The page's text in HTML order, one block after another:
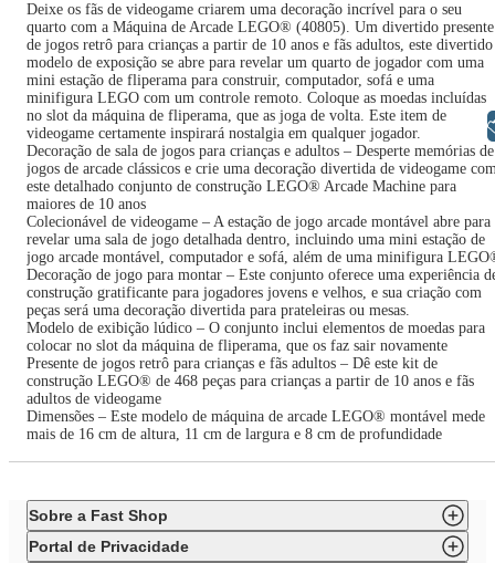
Deixe os fãs de videogame criarem uma decoração incrível para o seu
quarto com a Máquina de Arcade LEGO® (40805). Um divertido presente
de jogos retrô para crianças a partir de 10 anos e fãs adultos, este divertido
modelo de exposição se abre para revelar um quarto de jogador com uma
mini estação de fliperama para construir, computador, sofá e uma
minifigura LEGO com um controle remoto. Coloque as moedas incluídas
no slot da máquina de fliperama, que as joga de volta. Este item de
videogame certamente inspirará nostalgia em qualquer jogador.
Decoração de sala de jogos para crianças e adultos – Desperte memórias de
jogos de arcade clássicos e crie uma decoração divertida de videogame
este detalhado conjunto de construção LEGO® Arcade Machine para
maiores de 10 anos
Colecionável de videogame – A estação de jogo arcade montável abre para
revelar uma sala de jogo detalhada dentro, incluindo uma mini estação de
jogo arcade montável, computador e sofá, além de uma minifigura
Decoração de jogo para montar – Este conjunto oferece uma experiência
construção gratificante para jogadores jovens e velhos, e sua criação com
peças será uma decoração divertida para prateleiras ou mesas.
Modelo de exibição lúdico – O conjunto inclui elementos de moedas para
colocar no slot da máquina de fliperama, que os faz sair novamente
Presente de jogos retrô para crianças e fãs adultos – Dê este kit de
construção LEGO® de 468 peças para crianças a partir de 10 anos e fãs
adultos de videogame
Dimensões – Este modelo de máquina de arcade LEGO® montável mede
mais de 16 cm de altura, 11 cm de largura e 8 cm de profundidade
Sobre a Fast Shop
Portal de Privacidade
Libras